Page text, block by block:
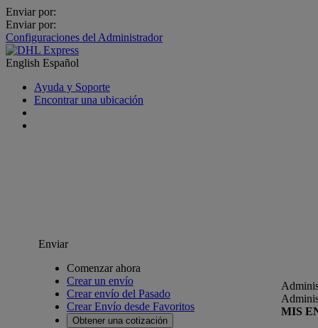
Enviar por:
Enviar por:
Configuraciones del Administrador
English Español
Ayuda y Soporte
Encontrar una ubicación
Enviar
Comenzar ahora
Crear un envío
Crear envío del Pasado
Crear Envío desde Favoritos
Obtener una cotización
MIS